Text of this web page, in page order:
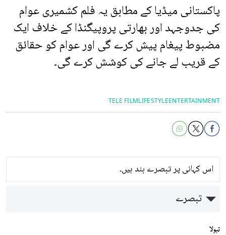
پاکستانی میڈیا کے مطابق یہ فلم کشمیری عوام
کی جدوجہد اور بھارتی پروپیگنڈا کے خلاف ایک
مضبوط پیغام پیش کرے گی اور عوام کو حقائق
کے قریب لے جانے کی کوشش کرے گی۔
ENTERTAINMENT
LIFESTYLE
TELE FILM
اس کہانی پر تبصرے بند ہیں۔
تبصرے
تبولا